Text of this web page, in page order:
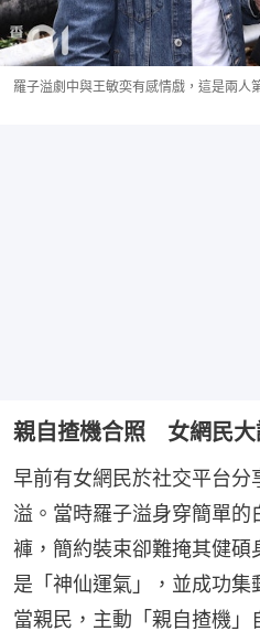
羅子溢劇中與王敏奕有感情戲，這是兩人
親自揸機合照 女網民大
早前有女網民於社交平台分
溢。當時羅子溢身穿簡單
褲，簡約裝束卻難掩其健碩
是「神仙運氣」，並成功集
當親民，主動「親自揸機」